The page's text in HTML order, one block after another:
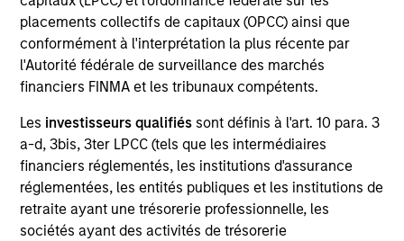
placements collectifs de capitaux (OPCC) ainsi que
conformément à l'interprétation la plus récente par
l'Autorité fédérale de surveillance des marchés
financiers FINMA et les tribunaux compétents.
Les investisseurs qualifiés sont définis à l'art. 10 para. 3
a-d, 3bis, 3ter LPCC (tels que les intermédiaires
financiers réglementés, les institutions d'assurance
réglementées, les entités publiques et les institutions de
retraite ayant une trésorerie professionnelle, les
sociétés ayant des activités de trésorerie
21 Years
TEAM
Global Opportunity